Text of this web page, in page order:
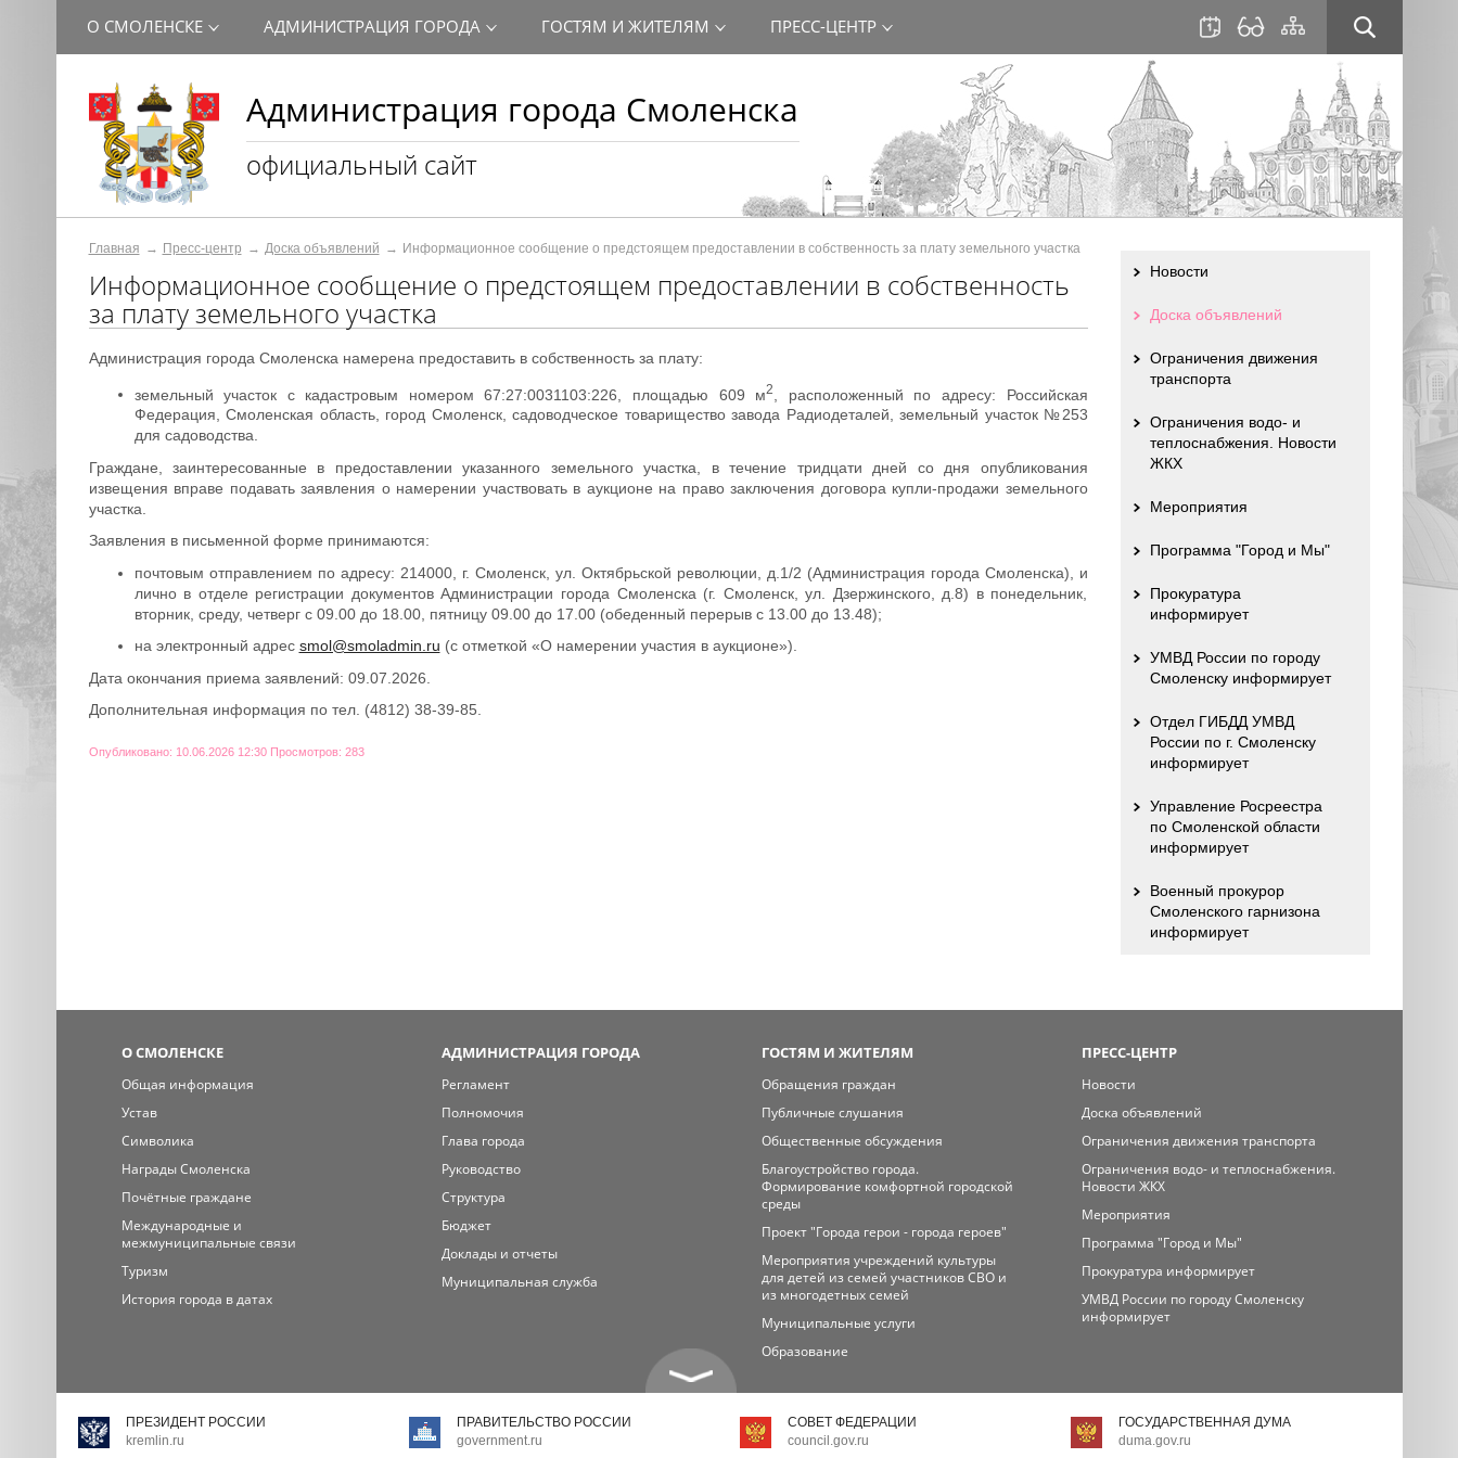
Администрация города Смоленска
официальный сайт
О СМОЛЕНСКЕ АДМИНИСТРАЦИЯ ГОРОДА ГОСТЯМ И ЖИТЕЛЯМ ПРЕСС-ЦЕНТР
Главная Пресс-центр Доска объявлений Информационное сообщение о предстоящем предоставлении в собственность за плату земельного участка
Информационное сообщение о предстоящем предоставлении в собственность
за плату земельного участка
Администрация города Смоленска намерена предоставить в собственность за плату:
земельный участок с кадастровым номером 67:27:0031103:226, площадью 609 м2
, расположенный по адресу: Российская
Федерация, Смоленская область, город Смоленск, садоводческое товарищество завода Радиодеталей, земельный участок №253
для садоводства.
Граждане, заинтересованные в предоставлении указанного земельного участка, в течение тридцати дней со дня опубликования
извещения вправе подавать заявления о намерении участвовать в аукционе на право заключения договора купли-продажи земельного
участка.
Заявления в письменной форме принимаются:
почтовым отправлением по адресу: 214000, г. Смоленск, ул. Октябрьской революции, д.1/2 (Администрация города Смоленска), и
лично в отделе регистрации документов Администрации города Смоленска (г. Смоленск, ул. Дзержинского, д.8) в понедельник,
вторник, среду, четверг с 09.00 до 18.00, пятницу 09.00 до 17.00 (обеденный перерыв с 13.00 до 13.48);
на электронный адрес smol@smoladmin.ru (с отметкой «О намерении участия в аукционе»).
Дата окончания приема заявлений: 09.07.2026.
Дополнительная информация по тел. (4812) 38-39-85.
Опубликовано: 10.06.2026 12:30 Просмотров: 283
Новости
Доска объявлений
Ограничения движения
транспорта
Ограничения водо- и
теплоснабжения. Новости
ЖКХ
Мероприятия
Программа "Город и Мы"
Прокуратура
информирует
УМВД России по городу
Смоленску информирует
Отдел ГИБДД УМВД
России по г. Смоленску
информирует
Управление Росреестра
по Смоленской области
информирует
Военный прокурор
Смоленского гарнизона
информирует
О СМОЛЕНСКЕ
Общая информация
Устав
Символика
Награды Смоленска
Почётные граждане
Международные и
межмуниципальные связи
Туризм
История города в датах
АДМИНИСТРАЦИЯ ГОРОДА
Регламент
Полномочия
Глава города
Руководство
Структура
Бюджет
Доклады и отчеты
Муниципальная служба
ГОСТЯМ И ЖИТЕЛЯМ
Обращения граждан
Публичные слушания
Общественные обсуждения
Благоустройство города.
Формирование комфортной городской
среды
Проект "Города герои - города героев"
Мероприятия учреждений культуры
для детей из семей участников СВО и
из многодетных семей
Муниципальные услуги
Образование
ПРЕСС-ЦЕНТР
Новости
Доска объявлений
Ограничения движения транспорта
Ограничения водо- и теплоснабжения.
Новости ЖКХ
Мероприятия
Программа "Город и Мы"
Прокуратура информирует
УМВД России по городу Смоленску
информирует
ПРЕЗИДЕНТ РОССИИ
kremlin.ru
ПРАВИТЕЛЬСТВО РОССИИ
government.ru
СОВЕТ ФЕДЕРАЦИИ
council.gov.ru
ГОСУДАРСТВЕННАЯ ДУМА
duma.gov.ru